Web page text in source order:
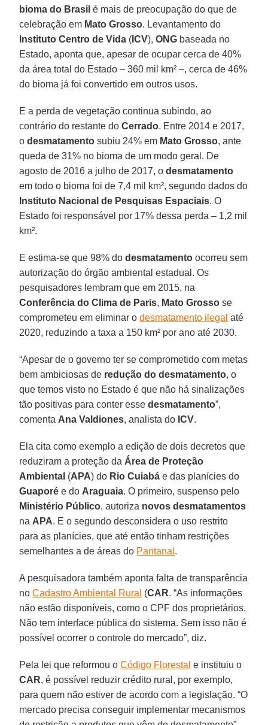
bioma do Brasil é mais de preocupação do que de
celebração em Mato Grosso. Levantamento do
Instituto Centro de Vida ( ICV),ONG baseada no
Estado, aponta que, apesar de ocupar cerca de 40%
da área total do Estado – 360 mil km² –, cerca de 46%
do bioma já foi convertido em outros usos.
E a perda de vegetação continua subindo, ao
contrário do restante doCerrado. Entre 2014 e 2017,
odesmatamento subiu 24% em Mato Grosso, ante
queda de 31% no bioma de um modo geral. De
agosto de 2016 a julho de 2017, odesmatamento
em todo o bioma foi de 7,4 mil km², segundo dados do
Instituto Nacional de Pesquisas Espaciais. O
Estado foi responsável por 17% dessa perda – 1,2 mil
km².
E estima-se que 98% dodesmatamento ocorreu sem
autorização do órgão ambiental estadual. Os
pesquisadores lembram que em 2015, na
Conferência do Clima de Paris, Mato Grosso se
comprometeu em eliminar odesmatamento ilegal até
2020, reduzindo a taxa a 150 km² por ano até 2030.
“Apesar de o governo ter se comprometido com metas
bem ambiciosas de redução do desmatamento, o
que temos visto no Estado é que não há sinalizações
tão positivas para conter essedesmatamento”,
comenta Ana Valdiones, analista do ICV.
Ela cita como exemplo a edição de dois decretos que
reduziram a proteção da Área de Proteção
Ambiental (APA) do Rio Cuiabá e das planícies do
Guaporé e do Araguaia. O primeiro, suspenso pelo
Ministério Público, autoriza novos desmatamentos
na APA. E o segundo desconsidera o uso restrito
para as planícies, que até então tinham restrições
semelhantes a de áreas do Pantanal .
A pesquisadora também aponta falta de transparência
noCadastro Ambiental Rural (CAR. “As informações
não estão disponíveis, como o CPF dos proprietários.
Não tem interface pública do sistema. Sem isso não é
possível ocorrer o controle do mercado”, diz.
Pela lei que reformou oCódigo Florestal e instituiu o
CAR, é possível reduzir crédito rural, por exemplo,
para quem não estiver de acordo com a legislação. “O
mercado precisa conseguir implementar mecanismos